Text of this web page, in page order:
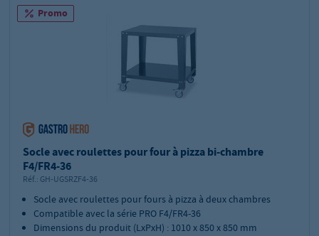
Promo
Socle avec roulettes pour four à pizza bi-chambre
F4/FR4-36
Réf.: GH-UGSRZF4-36
Socle avec roulettes pour fours à pizza à deux chambres
Compatible avec la série PRO F4/FR4-36
Dimensions du produit (LxPxH) : 1010 x 850 x 850 mm